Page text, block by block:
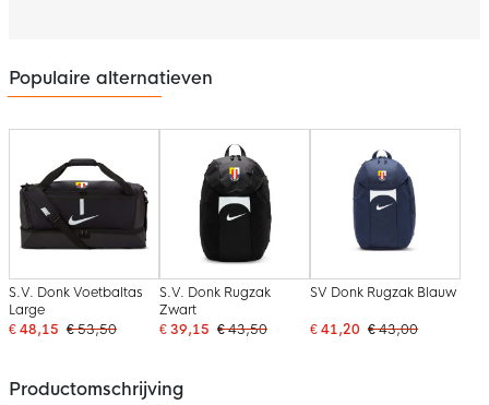
Populaire alternatieven
S.V. Donk Voetbaltas
Large
€ 48,15 € 53,50
S.V. Donk Rugzak
Zwart
€ 39,15 € 43,50
SV Donk Rugzak Blauw
€ 41,20 € 43,00
Productomschrijving